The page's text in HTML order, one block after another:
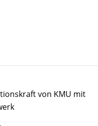
von KMU mit